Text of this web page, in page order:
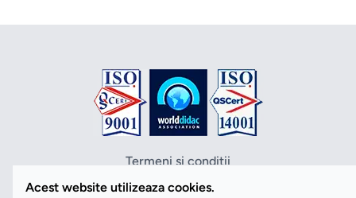
Termeni si conditii
Politica de confidentialitate
Acest website utilizeaza cookies.